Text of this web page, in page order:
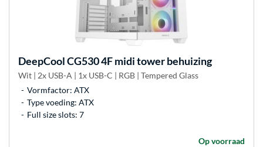
DeepCoolCG530 4F midi tower behuizing
Wit | 2x USB-A | 1x USB-C | RGB | Tempered Glass
Vormfactor: ATX
Type voeding: ATX
Full size slots: 7
Op voorraad